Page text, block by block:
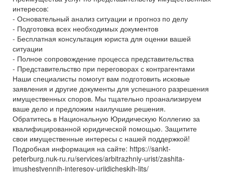
интересов:
- Основательный анализ ситуации и прогноз по делу
- Подготовка всех необходимых документов
- Бесплатная консультация юриста для оценки вашей
ситуации
- Полное сопровождение процесса представительства
- Представительство при переговорах с контрагентами
Наши специалисты помогут вам подготовить исковые
заявления и другие документы для успешного разрешения
имущественных споров. Мы тщательно проанализируем
ваше дело и предложим наилучшие решения.
Обратитесь в Национальную Юридическую Коллегию за
квалифицированной юридической помощью. Защитите
свои имущественные интересы с нашей поддержкой!
Подробная информация на сайте: https://sankt-
peterburg.nuk-ru.ru/services/arbitrazhniy-urist/zashita-
imushestvennih-interesov-uriidicheskih-lits/